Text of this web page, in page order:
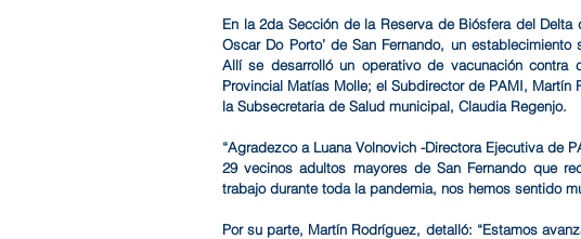
En la 2da Sección de la Reserva de Biósfera del Delta
Oscar Do Porto’ de San Fernando, un
Allí se desarrolló un operativo de vacunación contra
Provincial Matías Molle; el Subdirector de PAMI,
la Subsecretaria de Salud municipal, Claudia Regenjo.
“Agradezco a Luana Volnovich -Directora Ejecutiva de
29 vecinos adultos mayores de San Fernando que
trabajo durante toda la pandemia, nos hemos sentido
Por su parte, Martín Rodríguez, detalló: “Estamos